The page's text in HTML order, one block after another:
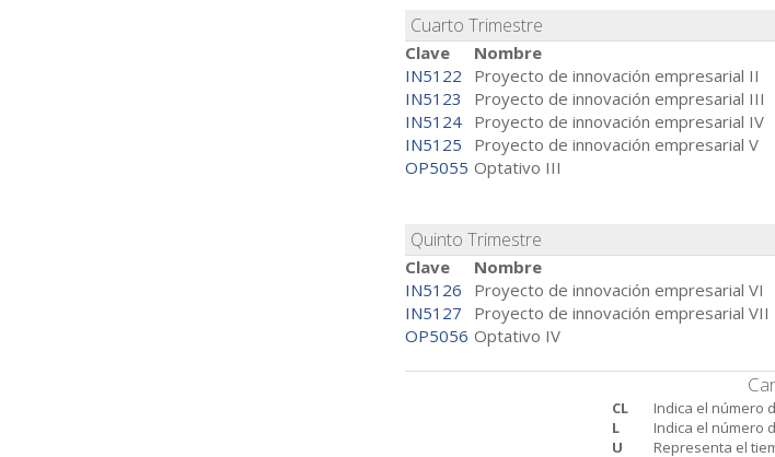
Cuarto Trimestre
Clave Nombre
IN5122
Proyecto de innovación empresarial II
IN5123
Proyecto de innovación empresarial III
IN5124
Proyecto de innovación empresarial IV
IN5125
Proyecto de innovación empresarial V
OP5055 Optativo III
Quinto Trimestre
Clave Nombre
IN5126
Proyecto de innovación empresarial VI
IN5127
Proyecto de innovación empresarial VII
OP5056 Optativo IV
CL
Indica el número
L
Indica el número
U
Representa el